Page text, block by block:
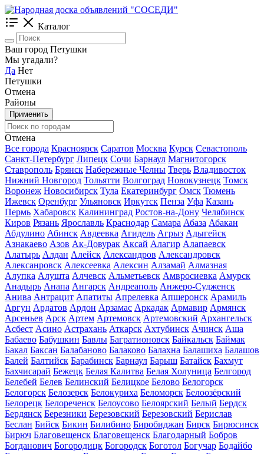
Каталог
Ваш город Петушки
Мы угадали?
Да Нет
Петушки
Отмена
Районы
Применить
Отмена
Все города Красноярск Саратов Москва Курск Севастополь
Санкт-Петербург Липецк Сочи Барнаул Магнитогорск
Ставрополь Брянск Набережные Челны Тверь Владивосток
Нижний Новгород Тольятти Волгоград Новокузнецк Томск
Воронеж Новосибирск Тула Екатеринбург Омск Тюмень
Ижевск Оренбург Ульяновск Иркутск Пенза Уфа Казань
Пермь Хабаровск Калининград Ростов-на-Дону Челябинск
Киров Рязань Ярославль Краснодар Самара Абаза Абакан
Абдулино Абинск Авдеевка Агидель Агрыз Адыгейск
Азнакаево Азов Ак-Довурак Аксай Алагир Алапаевск
Алатырь Алдан Алейск Александров Александровск
Алексанровск Алексеевка Алексин Алзамай Алмазная
Алупка Алушта Алчевск Альметьевск Амвросиевка Амурск
Анадырь Анапа Ангарск Андреаполь Анжеро-Судженск
Анива Антрацит Апатиты Апрелевка Апшеронск Арамиль
Аргун Ардатов Ардон Арзамас Аркадак Армавир Армянск
Арсеньев Арск Артем Артемовск Артемовский Архангельск
Асбест Асино Астрахань Аткарск Ахтубинск Ачинск Аша
Бабаево Бабушкин Бавлы Багратионовск Байкальск Баймак
Бакал Баксан Балабаново Балаково Балахна Балашиха Балашов
Балей Балтийск Барабинск Барнаул Барыш Батайск Бахмут
Бахчисарай Бежецк Белая Калитва Белая Холуница Белгород
Белебей Белев Белинский Белицкое Белово Белогорск
Белогорск Белозерск Белокуриха Беломорск Белоозёрский
Белорецк Белореченск Белоусово Белоярский Белый Бердск
Бердянск Березники Березовский Березовский Берислав
Беслан Бийск Бикин Билибино Биробиджан Бирск Бирюсинск
Бирюч Благовещенск Благовещенск Благодарный Бобров
Богданович Богородицк Богородск Боготол Богучар Бодайбо